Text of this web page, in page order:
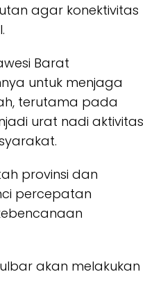
agar konektivitas
Barat
untuk menjaga
terutama pada
urat nadi aktivitas
provinsi dan
percepatan
akan melakukan